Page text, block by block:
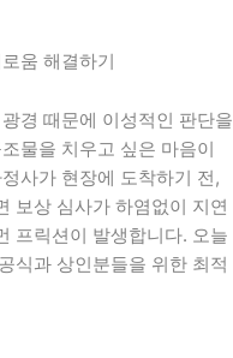
움 해결하기
경 때문에 이성적인 판단을
물을 치우고 싶은 마음이
사가 현장에 도착하기 전,
보상 심사가 하염없이 지연
프릭션이 발생합니다. 오늘
식과 상인분들을 위한 최적